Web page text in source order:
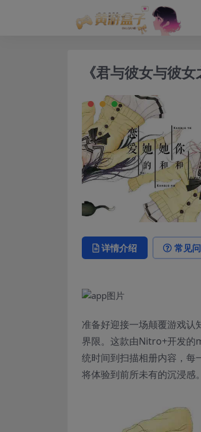
《君与彼女与彼
详情介绍 常见
准备好迎接一场颠覆游戏认
界限。这款由Nitro+开发的
统时间到扫描相册内容，每
将体验到前所未有的沉浸感。